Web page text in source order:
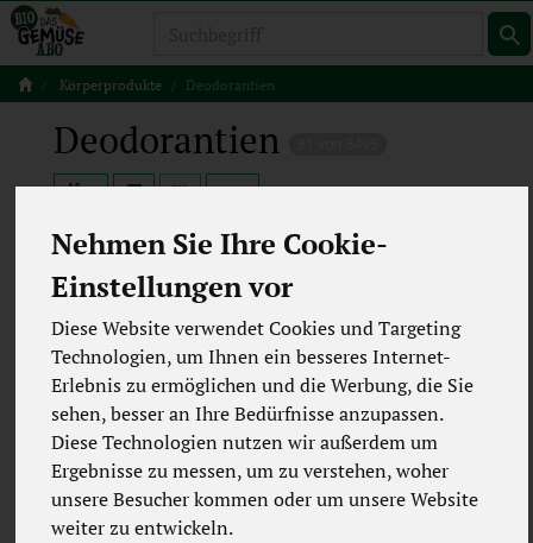
Nehmen Sie Ihre Cookie-
Einstellungen vor
Diese Website verwendet Cookies und Targeting
Technologien, um Ihnen ein besseres Internet-
Erlebnis zu ermöglichen und die Werbung, die Sie
sehen, besser an Ihre Bedürfnisse anzupassen.
Diese Technologien nutzen wir außerdem um
Ergebnisse zu messen, um zu verstehen, woher
unsere Besucher kommen oder um unsere Website
weiter zu entwickeln.
Körperprodukte Deodorantien
Deodorantien
12
Hersteller Ernährung
Allergene Merkmale